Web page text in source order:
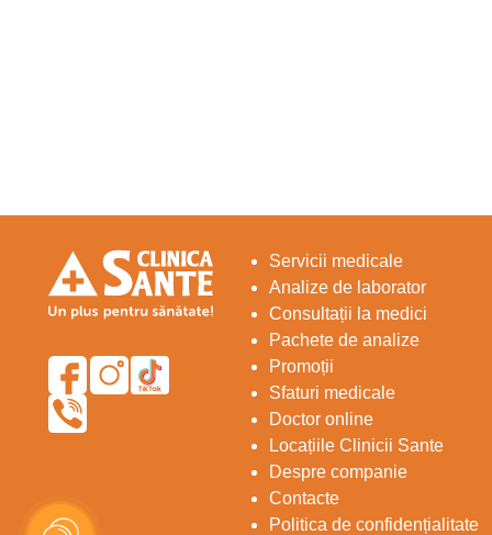
Servicii medicale
Analize de laborator
Consultații la medici
Pachete de analize
Promoții
Sfaturi medicale
Doctor online
Locațiile Clinicii Sante
Despre companie
Contacte
Politica de confidențialitate